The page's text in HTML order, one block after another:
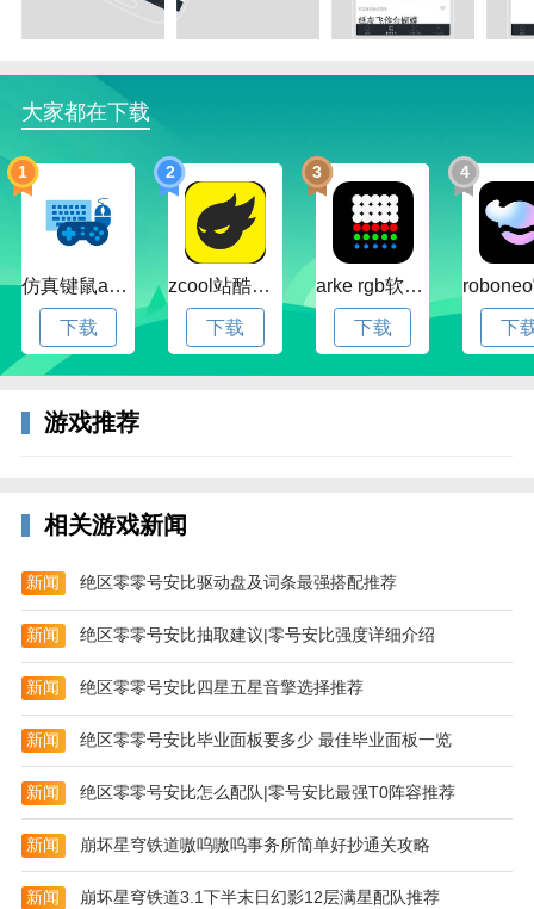
3、主页支持应用程序内字体的个性化自定义调整，满
大家都在下载
1
仿真键鼠app官方版下载v1.4.3.58 安卓最新版
下载
2
zcool站酷官方版下载v5.15.0 安卓最新版本
下载
3
arke rgb软件下载v20.0 安卓版
下载
4
下
游戏推荐
相关游戏新闻
新闻 绝区零零号安比驱动盘及词条最强搭配推荐
新闻 绝区零零号安比抽取建议|零号安比强度详细介绍
新闻 绝区零零号安比四星五星音擎选择推荐
新闻 绝区零零号安比毕业面板要多少 最佳毕业面板一览
新闻 绝区零零号安比怎么配队|零号安比最强T0阵容推荐
新闻 崩坏星穹铁道嗷呜嗷呜事务所简单好抄通关攻略
新闻 崩坏星穹铁道3.1下半末日幻影12层满星配队推荐